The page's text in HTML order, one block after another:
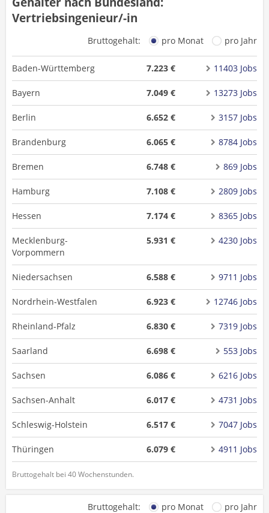
Vertriebsingenieur/-in
Bruttogehalt: pro Monat pro Jahr
Baden-Württemberg 7.223 € 11403 Jobs
Bayern 7.049 € 13273 Jobs
Berlin 6.652 € 3157 Jobs
Brandenburg 6.065 € 8784 Jobs
Bremen 6.748 € 869 Jobs
Hamburg 7.108 € 2809 Jobs
Hessen 7.174 € 8365 Jobs
Mecklenburg-
Vorpommern
5.931 € 4230 Jobs
Niedersachsen 6.588 € 9711 Jobs
Nordrhein-Westfalen 6.923 € 12746 Jobs
Rheinland-Pfalz 6.830 € 7319 Jobs
Saarland 6.698 € 553 Jobs
Sachsen 6.086 € 6216 Jobs
Sachsen-Anhalt 6.017 € 4731 Jobs
Schleswig-Holstein 6.517 € 7047 Jobs
Thüringen 6.079 € 4911 Jobs
Bruttogehalt bei 40 Wochenstunden.
Bruttogehalt: pro Monat
pro Jahr